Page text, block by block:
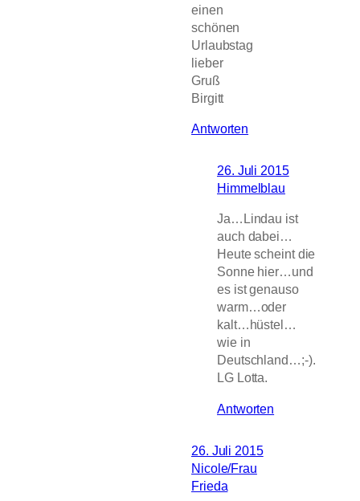
einen
schönen
Urlaubstag
lieber
Gruß
Birgitt
Antworten
26. Juli 2015
Himmelblau
Ja…Lindau ist
auch dabei…
Heute scheint die
Sonne hier…und
es ist genauso
warm…oder
kalt…hüstel…
wie in
Deutschland…;-).
LG Lotta.
Antworten
26. Juli 2015
Nicole/Frau
Frieda